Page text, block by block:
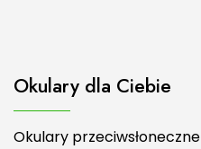
Okulary dla Ciebie
Okulary przeciwsłoneczne